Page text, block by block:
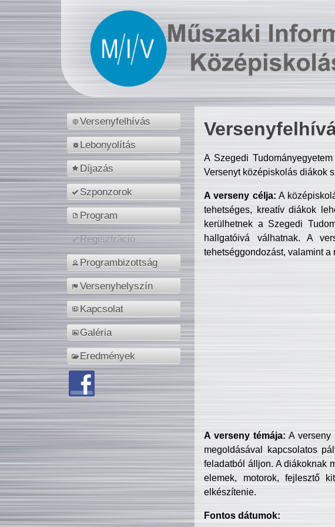
Versenyfelhívás
Lebonyolítás
Díjazás
Szponzorok
Program
Regisztráció
Programbizottság
Versenyhelyszín
Kapcsolat
Galéria
Eredmények
A Szegedi
Versenyt középiskolás diákok
A verseny célja: A
tehetséges, kreatív diákok
kerülhetnek a Szegedi
hallgatóivá válhatnak. A
tehetséggondozást, valamint
A verseny témája: A verseny
megoldásával kapcsolatos
feladatból álljon. A diákoknak
elemek, motorok, fejlesztő
elkészítenie.
Fontos dátumok: